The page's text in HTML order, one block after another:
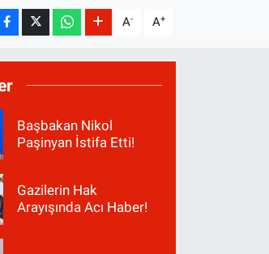
A- A+
Başbakan Nikol
Paşinyan İstifa Etti!
Gazilerin Hak
Arayışında Acı Haber!